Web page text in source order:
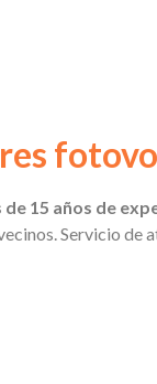
de 15 años de
Servicio de